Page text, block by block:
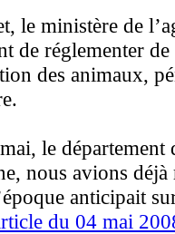
le ministère de
de réglementer
des animaux,
le département
nous avions
anticipait
du 04 mai